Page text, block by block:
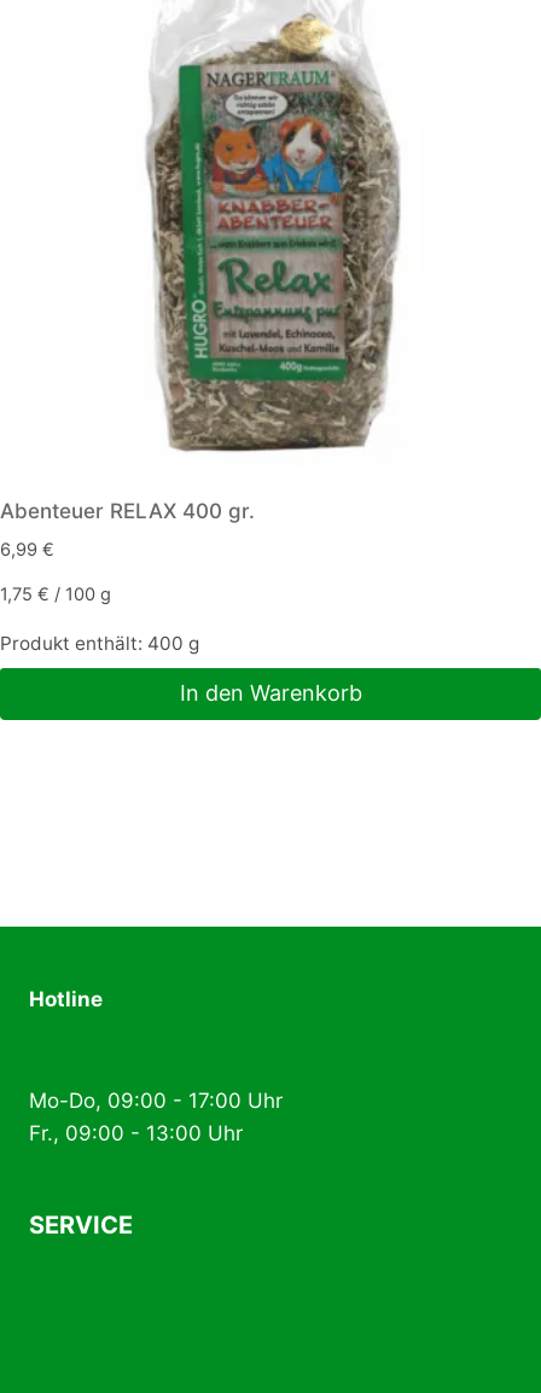
Abenteuer RELAX 400 gr.
6,99 €
1,75 € / 100 g
Produkt enthält: 400 g
In den Warenkorb
Hotline
Mo-Do, 09:00 - 17:00 Uhr
Fr., 09:00 - 13:00 Uhr
SERVICE